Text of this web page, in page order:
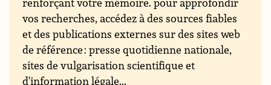
vos recherches, accédez à des sources fiables
et des publications externes sur des sites web
de référence : presse quotidienne nationale,
sites de vulgarisation scientifique et
d'information légale...